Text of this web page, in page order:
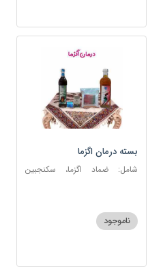
بسته درمان اگزما
شامل: ضماد اگزما، سکنجبین
کپسول مفتاح 110
ناموجود